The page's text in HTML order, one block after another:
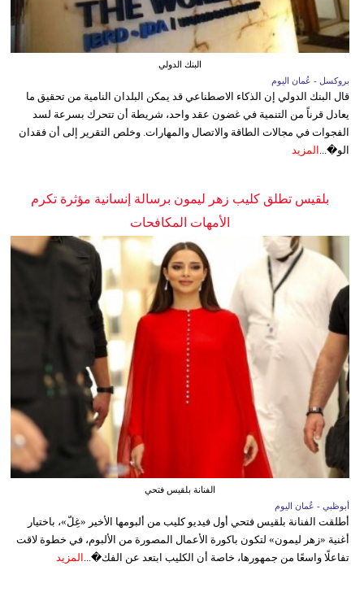
البنك الدولي
بروكسل - عُمان اليوم
قال البنك الدولي إن الذكاء الاصطناعي قد يمكن البلدان النامية من تحقيق ما
يعادل قرناً من التنمية في غضون عقد واحد، شريطة أن تتحرك بسرعة لسد
الفجوات في مجالات الطاقة والاتصال والمهارات. وخلص التقرير إلى أن فقدان
الو�... المزيد
بلقيس تطلق كليب زهر ليمون برسالة إنسانية مؤثرة تكرم
الأمهات المكافحات
الفنانة بلقيس فتحي
أبوظبي - عُمان اليوم
أطلقت الفنانة بلقيس فتحي أول فيديو كليب من ألبومها الأخير «غِلّ»، باختيار
أغنية «زهر ليمون» لتكون باكورة الأعمال المصورة من الألبوم، في خطوة لاقت
تفاعلًا واسعًا من جمهورها، خاصة أن الكليب ابتعد عن الفك�... المزيد